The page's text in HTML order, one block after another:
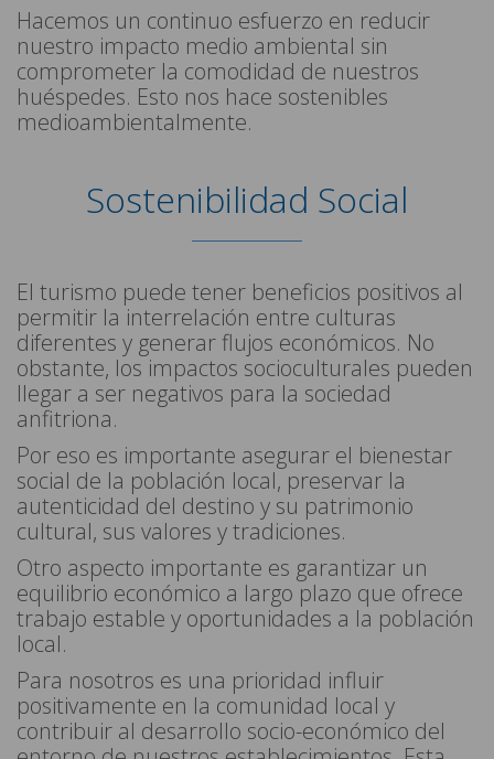
Hacemos un continuo esfuerzo en reducir
nuestro impacto medio ambiental sin
comprometer la comodidad de nuestros
huéspedes. Esto nos hace sostenibles
medioambientalmente.
Sostenibilidad Social
El turismo puede tener beneficios positivos al
permitir la interrelación entre culturas
diferentes y generar flujos económicos. No
obstante, los impactos socioculturales pueden
llegar a ser negativos para la sociedad
anfitriona.
Por eso es importante asegurar el bienestar
social de la población local, preservar la
autenticidad del destino y su patrimonio
cultural, sus valores y tradiciones.
Otro aspecto importante es garantizar un
equilibrio económico a largo plazo que ofrece
trabajo estable y oportunidades a la población
local.
Para nosotros es una prioridad influir
positivamente en la comunidad local y
contribuir al desarrollo socio-económico del